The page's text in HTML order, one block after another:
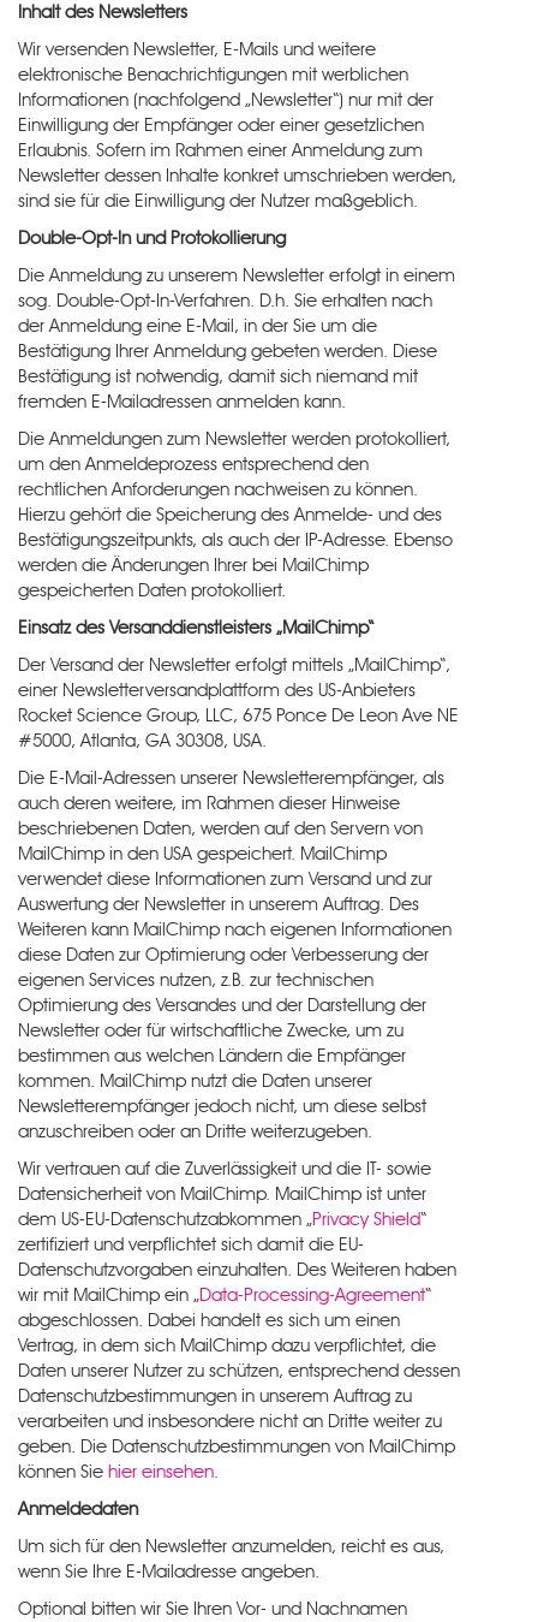
Inhalt des Newsletters
Wir versenden Newsletter, E-Mails und weitere
elektronische Benachrichtigungen mit werblichen
Informationen (nachfolgend „Newsletter“) nur mit der
Einwilligung der Empfänger oder einer gesetzlichen
Erlaubnis. Sofern im Rahmen einer Anmeldung zum
Newsletter dessen Inhalte konkret umschrieben werden,
sind sie für die Einwilligung der Nutzer maßgeblich.
Double-Opt-In und Protokollierung
Die Anmeldung zu unserem Newsletter erfolgt in einem
sog. Double-Opt-In-Verfahren. D.h. Sie erhalten nach
der Anmeldung eine E-Mail, in der Sie um die
Bestätigung Ihrer Anmeldung gebeten werden. Diese
Bestätigung ist notwendig, damit sich niemand mit
fremden E-Mailadressen anmelden kann.
Die Anmeldungen zum Newsletter werden protokolliert,
um den Anmeldeprozess entsprechend den
rechtlichen Anforderungen nachweisen zu können.
Hierzu gehört die Speicherung des Anmelde- und des
Bestätigungszeitpunkts, als auch der IP-Adresse. Ebenso
werden die Änderungen Ihrer bei MailChimp
gespeicherten Daten protokolliert.
Einsatz des Versanddienstleisters „MailChimp“
Der Versand der Newsletter erfolgt mittels „MailChimp“,
einer Newsletterversandplattform des US-Anbieters
Rocket Science Group, LLC, 675 Ponce De Leon Ave NE
#5000, Atlanta, GA 30308, USA.
Die E-Mail-Adressen unserer Newsletterempfänger, als
auch deren weitere, im Rahmen dieser Hinweise
beschriebenen Daten, werden auf den Servern von
MailChimp in den USA gespeichert. MailChimp
verwendet diese Informationen zum Versand und zur
Auswertung der Newsletter in unserem Auftrag. Des
Weiteren kann MailChimp nach eigenen Informationen
diese Daten zur Optimierung oder Verbesserung der
eigenen Services nutzen, z.B. zur technischen
Optimierung des Versandes und der Darstellung der
Newsletter oder für wirtschaftliche Zwecke, um zu
bestimmen aus welchen Ländern die Empfänger
kommen. MailChimp nutzt die Daten unserer
Newsletterempfänger jedoch nicht, um diese selbst
anzuschreiben oder an Dritte weiterzugeben.
Wir vertrauen auf die Zuverlässigkeit und die IT- sowie
Datensicherheit von MailChimp. MailChimp ist unter
dem US-EU-Datenschutzabkommen „Privacy Shield“
zertifiziert und verpflichtet sich damit die EU-
Datenschutzvorgaben einzuhalten. Des Weiteren haben
wir mit MailChimp ein „Data-Processing-Agreement“
abgeschlossen. Dabei handelt es sich um einen
Vertrag, in dem sich MailChimp dazu verpflichtet, die
Daten unserer Nutzer zu schützen, entsprechend dessen
Datenschutzbestimmungen in unserem Auftrag zu
verarbeiten und insbesondere nicht an Dritte weiter zu
geben. Die Datenschutzbestimmungen von MailChimp
können Sie hier einsehen.
Anmeldedaten
Um sich für den Newsletter anzumelden, reicht es aus,
wenn Sie Ihre E-Mailadresse angeben.
Optional bitten wir Sie Ihren Vor- und Nachnamen